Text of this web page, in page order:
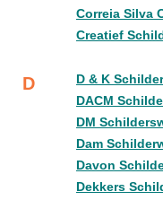
Correia Silva
Creatief
D
D & K Schilder
DACM
DM
Dam
Davon
Dekkers